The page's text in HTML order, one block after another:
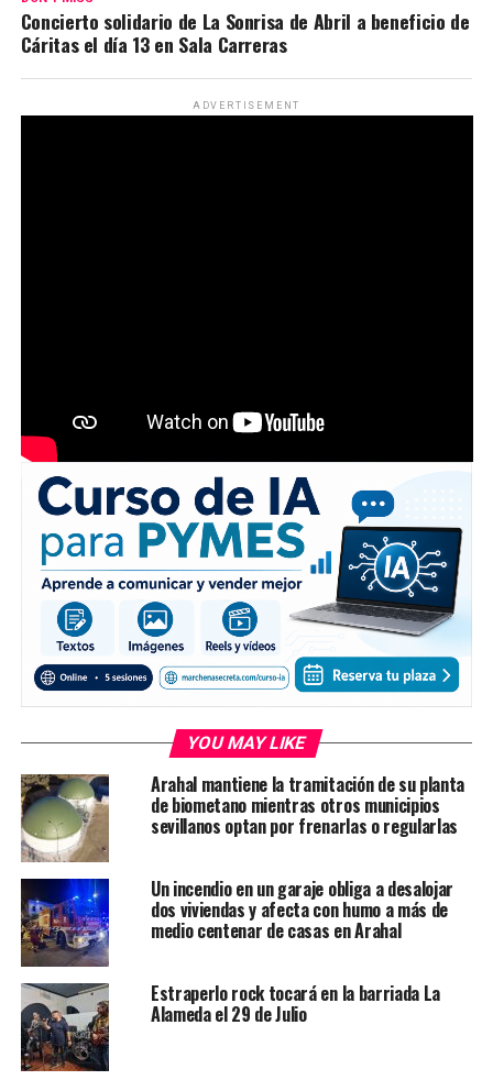
Concierto solidario de La Sonrisa de Abril a beneficio de
Cáritas el día 13 en Sala Carreras
ADVERTISEMENT
YOU MAY LIKE
Arahal mantiene la tramitación de su planta
de biometano mientras otros municipios
sevillanos optan por frenarlas o regularlas
Un incendio en un garaje obliga a desalojar
dos viviendas y afecta con humo a más de
medio centenar de casas en Arahal
Estraperlo rock tocará en la barriada La
Alameda el 29 de Julio